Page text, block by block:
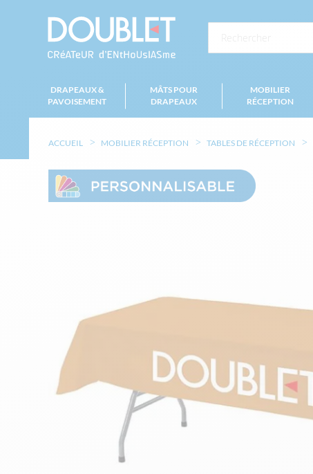
DRAPEAUX &
PAVOISEMENT
MÂTS POUR
DRAPEAUX
MOBILIER
RÉCEPTION
ACCUEIL MOBILIER RÉCEPTION TABLES DE RÉCEPTION
Skip
the